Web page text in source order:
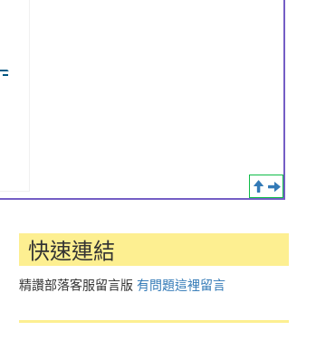
快速連結
精讚部落客服留言版 有問題這裡留言